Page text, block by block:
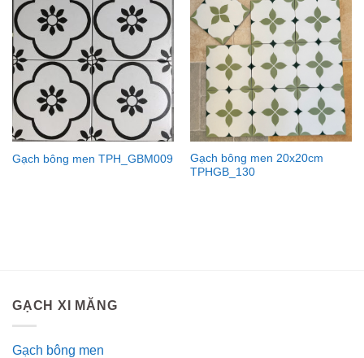
Gạch bông men TPH_GBM009
Gạch bông men 20x20cm
TPHGB_130
GẠCH XI MĂNG
Gạch bông men